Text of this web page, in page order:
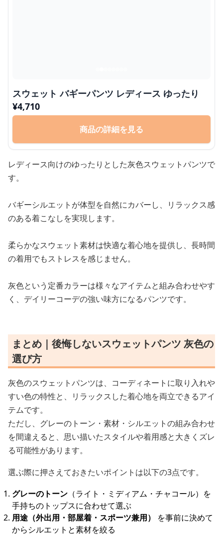
スウェット バギーパンツ レディース ゆったり
¥4,710
商品の詳細を見る
レディース向けのゆったりとした灰色スウェットパンツで
す。
バギーシルエットが体型を自然にカバーし、リラックス感
のある着こなしを実現します。
柔らかなスウェット素材は快適な着心地を提供し、長時間
の着用でもストレスを感じません。
灰色という定番カラーは様々なアイテムと組み合わせやす
く、デイリーコーデの強い味方になるパンツです。
まとめ｜後悔しないスウェットパンツ 灰色の
選び方
灰色のスウェットパンツは、コーディネートに取り入れや
すい色の特性と、リラックスした着心地を両立できるアイ
テムです。
ただし、グレーのトーン・素材・シルエットの組み合わせ
を間違えると、思い描いたスタイルや着用感と大きくズレ
る可能性があります。
選ぶ際に押さえておきたいポイントは以下の3点です。
グレーのトーン （ライト・ミディアム・チャコール）を
手持ちのトップスに合わせて選ぶ
用途（外出用・部屋着・スポーツ兼用）
を事前に決めて
からシルエットと素材を絞る